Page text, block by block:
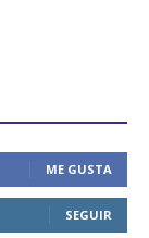
ME GUSTA
SEGUIR